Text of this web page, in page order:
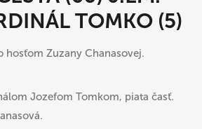
TOMKO (5)
hosťom Zuzany Chanasovej.
Jozefom Tomkom, piata časť.